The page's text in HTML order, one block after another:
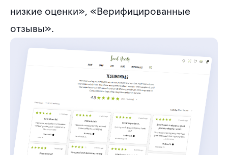
низкие оценки», «Верифицированные
отзывы».